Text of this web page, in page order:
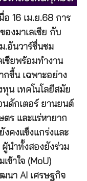
16 เม.ย.68 การ
องมาเลเซีย กับ
.อันวาร์ชื่นชม
ซียพร้อมทำงาน
ขึ้น เฉพาะอย่าง
น เทคโนโลยีสมัย
นดักเตอร์ ยานยนต์
ร และแร่หายาก
งคงแข็งแกร่งและ
นำทั้งสองยังร่วม
ข้าใจ (MoU)
นา AI เศรษฐกิจ